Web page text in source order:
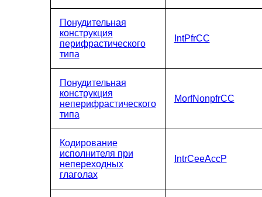
Понудительная
конструкция
перифрастического
типа
IntPfrCC
Понудительная
конструкция
неперифрастического
типа
MorfNonpfrCC
Кодирование
исполнителя при
непереходных
глаголах
IntrCeeAccP